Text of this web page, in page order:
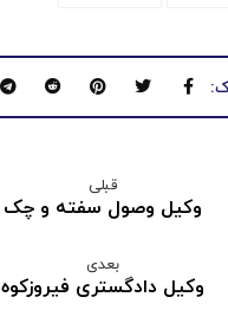
قبلی
وكيل وصول سفته و چک
بعدی
وکیل دادگستری فیروزکوه